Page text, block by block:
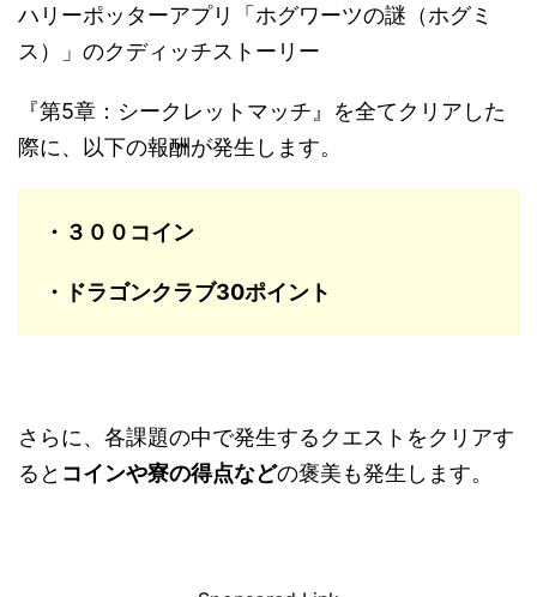
ハリーポッターアプリ「ホグワーツの謎（ホグミ
ス）」のクディッチストーリー
『第5章：シークレットマッチ』を全てクリアした
際に、以下の報酬が発生します。
・３００コイン
・ドラゴンクラブ30ポイント
さらに、各課題の中で発生するクエストをクリアす
ると コインや寮の得点などの褒美も発生します。